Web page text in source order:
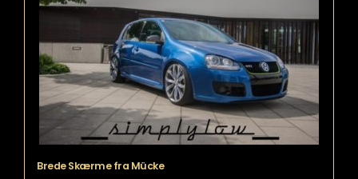
Brede Skærme fra Mücke